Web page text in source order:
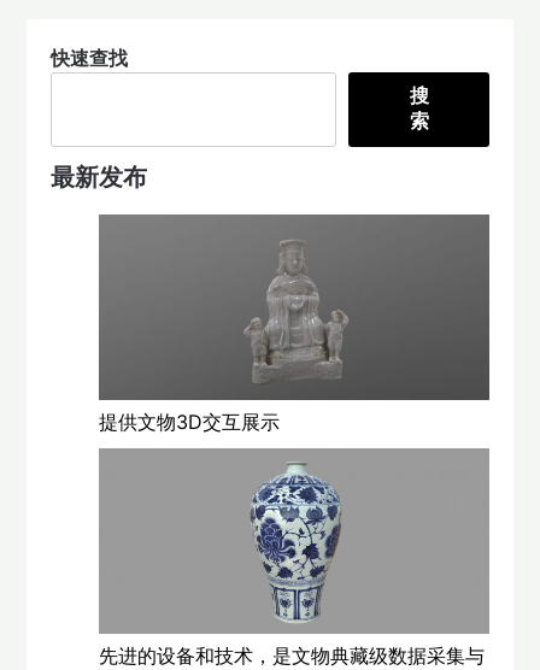
快速查找
搜
索
最新发布
提供文物3D交互展示
先进的设备和技术，是文物典藏级数据采集与